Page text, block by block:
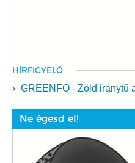
HÍRFIGYELŐ
GREENFO - Zöld iránytű
Ne égesd el!